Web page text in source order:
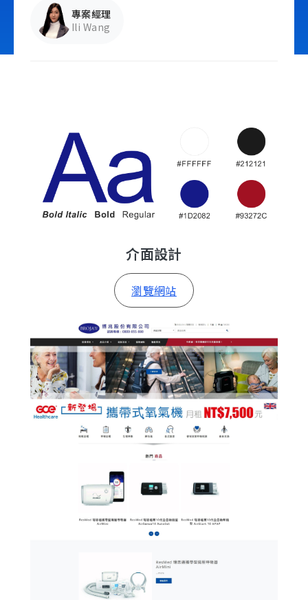
數位成長與技術專欄
專案經理
Ili Wang
介面設計
瀏覽網站